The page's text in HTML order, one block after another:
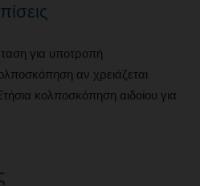
για υποτροπή
αν χρειάζεται
κολποσκόπηση αιδοίου για